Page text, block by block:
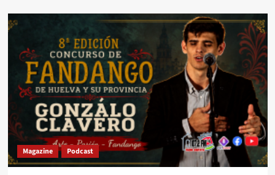
Magazine Podcast